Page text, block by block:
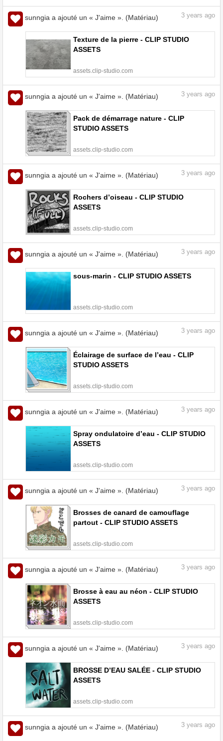
sunngia a ajouté un « J'aime ». (Matériau) 3 years ago
Texture de la pierre - CLIP STUDIO
ASSETS
assets.clip-studio.com
sunngia a ajouté un « J'aime ». (Matériau) 3 years ago
Pack de démarrage nature - CLIP
STUDIO ASSETS
assets.clip-studio.com
sunngia a ajouté un « J'aime ». (Matériau) 3 years ago
Rochers d’oiseau - CLIP STUDIO
ASSETS
assets.clip-studio.com
sunngia a ajouté un « J'aime ». (Matériau) 3 years ago
sous-marin - CLIP STUDIO ASSETS
assets.clip-studio.com
sunngia a ajouté un « J'aime ». (Matériau) 3 years ago
Éclairage de surface de l’eau - CLIP
STUDIO ASSETS
assets.clip-studio.com
sunngia a ajouté un « J'aime ». (Matériau) 3 years ago
Spray ondulatoire d’eau - CLIP STUDIO
ASSETS
assets.clip-studio.com
sunngia a ajouté un « J'aime ». (Matériau) 3 years ago
Brosses de canard de camouflage
partout - CLIP STUDIO ASSETS
assets.clip-studio.com
sunngia a ajouté un « J'aime ». (Matériau) 3 years ago
Brosse à eau au néon - CLIP STUDIO
ASSETS
assets.clip-studio.com
sunngia a ajouté un « J'aime ». (Matériau) 3 years ago
BROSSE D’EAU SALÉE - CLIP STUDIO
ASSETS
assets.clip-studio.com
sunngia a ajouté un « J'aime ». (Matériau) 3 years ago